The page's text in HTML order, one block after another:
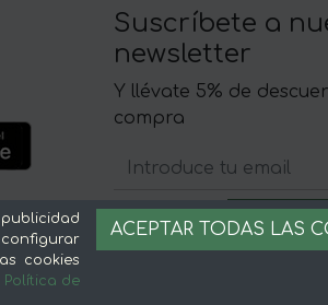
Suscríbete a
newsletter
Y llévate 5% de
compra
cookies
Política de
ACEPTAR TODAS LAS